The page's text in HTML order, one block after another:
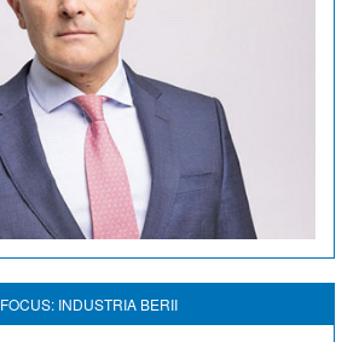
FOCUS: INDUSTRIA BERII